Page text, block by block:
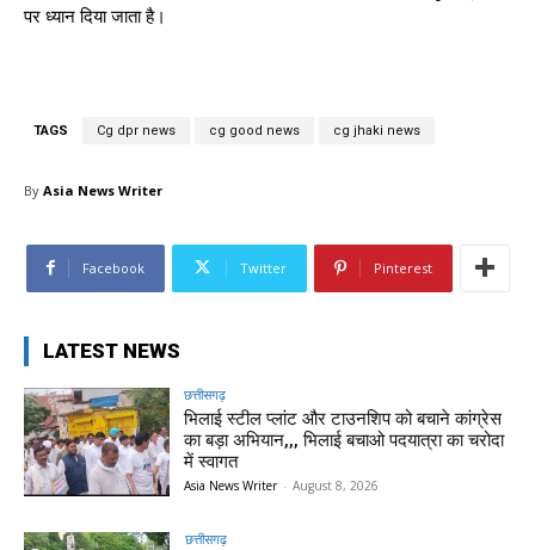
पर ध्यान दिया जाता है।
TAGS Cg dpr news cg good news cg jhaki news
By Asia News Writer
Facebook Twitter Pinterest
LATEST NEWS
छत्तीसगढ़
भिलाई स्टील प्लांट और टाउनशिप को बचाने कांग्रेस
का बड़ा अभियान,,, भिलाई बचाओ पदयात्रा का चरोदा
में स्वागत
Asia News Writer - August 8, 2026
छत्तीसगढ़